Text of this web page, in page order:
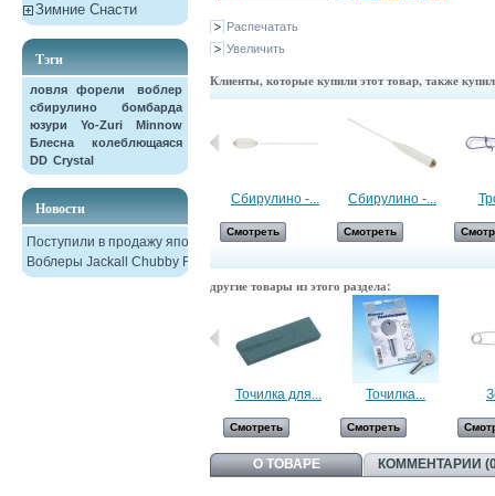
Зимние Снасти
Тэги
ловля форели
воблер
сбирулино
бомбарда
юзури
Yo-Zuri
Minnow
Блесна колеблющаяся
DD Crystal
Новости
Поступили в продажу японские
Воблеры Jackall Chubby F38
Распечатать
Увеличить
Клиенты, которые купили этот товар, также
Личинки пчел... Сбирулино -...
Смотреть
Сбирулино -...
Смотреть
другие товары из этого раздела:
Точилка для...
Смотреть
Точилка...
Смотреть
О ТОВАРЕ КОММЕНТАРИИ